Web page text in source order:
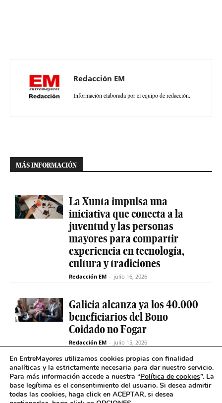
Redacción EM
Información elaborada por el equipo de redacción.
MÁS INFORMACIÓN
La Xunta impulsa una
iniciativa que conecta a la
juventud y las personas
mayores para compartir
experiencia en tecnología,
cultura y tradiciones
Redacción EM - julio 16, 2026
Galicia alcanza ya los 40.000
beneficiarios del Bono
Coidado no Fogar
Redacción EM - julio 15, 2026
Fabiola García destaca el
compromiso de la Xunta de
Galicia con el SAF
En EntreMayores utilizamos cookies propias con finalidad
analíticas y la estrictamente necesaria para dar nuestro servicio.
Para más información accede a nuestra “Política de cookies”. La
base legítima es el consentimiento del usuario. Si desea admitir
todas las cookies, haga click en ACEPTAR, si desea